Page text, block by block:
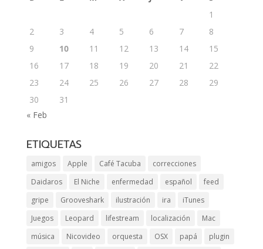
1
2
3 4 5 6 7
8
9
10 11 12 13 14
15
16
17 18 19 20 21
22
23
24 25 26 27 28
29
30
31
« Feb
ETIQUETAS
amigos Apple Café Tacuba
correcciones
Daidaros
El Niche enfermedad español
feed
gripe
Grooveshark ilustración ira
iTunes
Juegos
Leopard lifestream localización
Mac
música
Nicovideo orquesta OSX papá
plugin